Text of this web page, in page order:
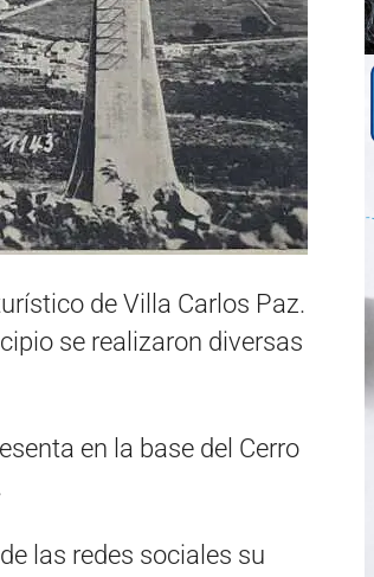
de Villa Carlos Paz.
se realizaron diversas
en la base del Cerro
las redes sociales su